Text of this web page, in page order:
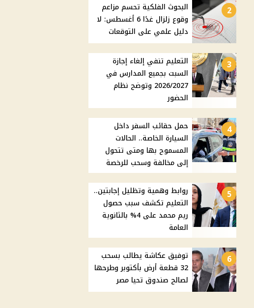
2
البحوث الفلكية تحسم مزاعم
وقوع زلزال غدًا 6 أغسطس: لا
دليل علمي على التوقعات
3
التعليم تنفي إلغاء إجازة
السبت بجميع المدارس في
2026/2027 وتوضح نظام
الحضور
4
حمل حقائب السفر داخل
السيارة الخاصة.. الحالات
المسموح بها ومتى تتحول
إلى مخالفة وسحب للرخصة
5
روابط وهمية وتظليل إجابتين..
التعليم تكشف سبب حصول
ريم محمد على 4% بالثانوية
العامة
6
توفيق عكاشة يطالب بسحب
32 قطعة أرض بأكتوبر وطرحها
لصالح صندوق تحيا مصر